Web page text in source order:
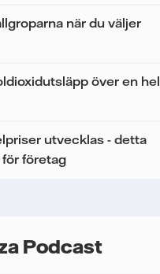
när du väljer
över en hel
utvecklas - detta
företag
Podcast